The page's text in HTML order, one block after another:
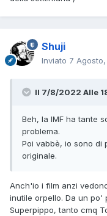
Shuji
Inviato 7
Il 7/8/2022 Alle
Beh, la IMF ha tante
problema.
Poi vabbè, io sono di
originale.
Anch'io i film anzi
inutile orpello. Da un po'
Superpippo, tanto cmq